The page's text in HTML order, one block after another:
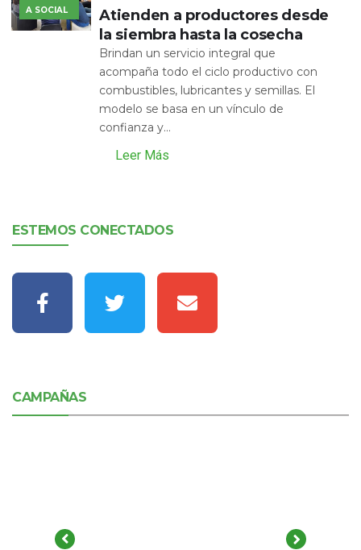
A SOCIAL
Atienden a productores desde
la siembra hasta la cosecha
Brindan un servicio integral que
acompaña todo el ciclo productivo con
combustibles, lubricantes y semillas. El
modelo se basa en un vínculo de
confianza y...
Leer Más
ESTEMOS CONECTADOS
CAMPAÑAS